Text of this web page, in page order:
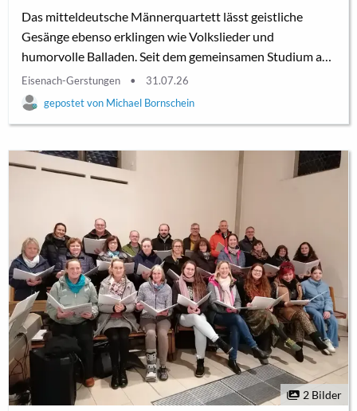
Das mitteldeutsche Männerquartett lässt geistliche
Gesänge ebenso erklingen wie Volkslieder und
humorvolle Balladen. Seit dem gemeinsamen Studium an
der Martin-Luther-Universität in Halle/S. hat sich das
Quartett zur Aufgabe gemacht, die Tradition besonders
der romantischen Männerchormusik zu pflegen. In der
geistlichen Stärkung. Herzlich willkommen!
Konzerttermine: Sonntag, 9.8.2026, 19 Uhr Kirche St.
Eisenach-Gerstungen
31.07.26
Michael Bornschein
2 Bilder